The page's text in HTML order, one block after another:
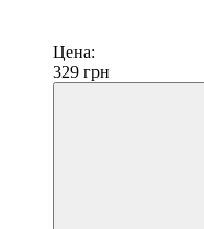
Цена:
329 грн